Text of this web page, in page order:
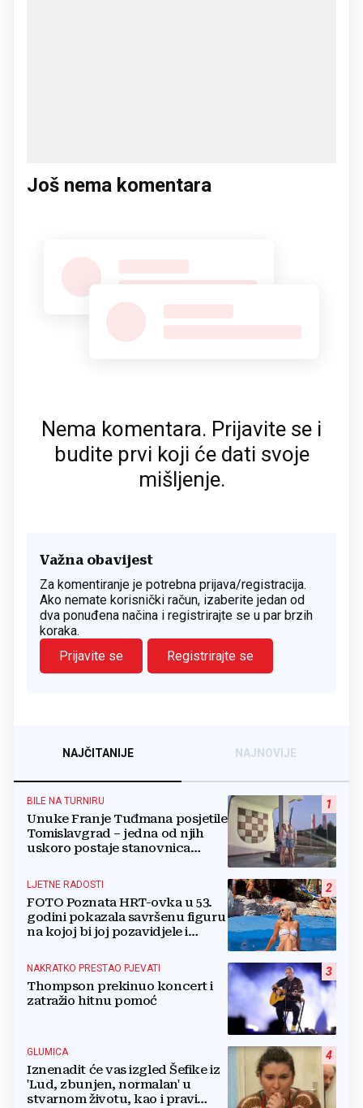
Još nema komentara
Nema komentara. Prijavite se i
budite prvi koji će dati svoje
mišljenje.
Važna obavijest
Za komentiranje je potrebna prijava/registracija.
Ako nemate korisnički račun, izaberite jedan od
dva ponuđena načina i registrirajte se u par brzih
koraka.
Prijavite se
Registrirajte se
NAJČITANIJE NAJNOVIJE
1
BILE NA TURNIRU
Unuke Franje Tuđmana posjetile
Tomislavgrad – jedna od njih
uskoro postaje stanovnica
2
LJETNE RADOSTI
FOTO Poznata HRT-ovka u 53.
godini pokazala savršenu figuru
na kojoj bi joj pozavidjele i
3
NAKRATKO PRESTAO PJEVATI
Thompson prekinuo koncert i
zatražio hitnu pomoć
4
GLUMICA
Iznenadit će vas izgled Šefike iz
'Lud, zbunjen, normalan' u
stvarnom životu, kao i pravi